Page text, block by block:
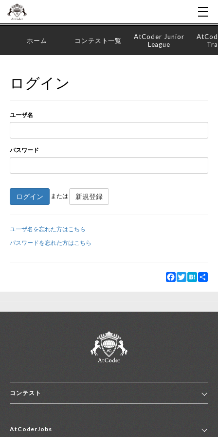
新規登録
ホーム コンテスト一覧
AtCoder Junior
League
ログイン
ユーザ名
パスワード
ログイン または 新規登録
ユーザ名を忘れた方はこちら
パスワードを忘れた方はこちら
Facebook
TwitterHatena
コンテスト
コンテスト一覧
AtCoderJobs